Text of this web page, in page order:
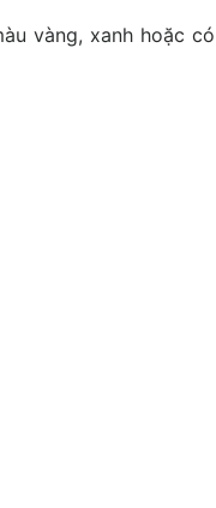
vàng, xanh hoặc có